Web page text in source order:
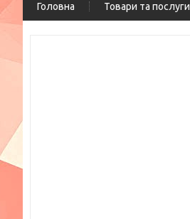
Головна Товари та послуги